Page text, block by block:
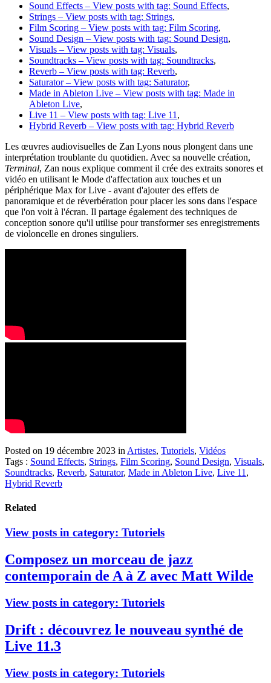
Sound Effects – View posts with tag: Sound Effects,
Strings – View posts with tag: Strings,
Film Scoring – View posts with tag: Film Scoring,
Sound Design – View posts with tag: Sound Design,
Visuals – View posts with tag: Visuals,
Soundtracks – View posts with tag: Soundtracks,
Reverb – View posts with tag: Reverb,
Saturator– View posts with tag: Saturator,
Made in Ableton Live – View posts with tag: Made in
Ableton Live,
Live 11 – View posts with tag: Live 11,
Hybrid Reverb – View posts with tag: Hybrid Reverb
Les œuvres audiovisuelles de Zan Lyons nous plongent dans une
interprétation troublante du quotidien. Avec sa nouvelle création,
Terminal, Zan nous explique comment il crée des extraits sonores et
vidéo en utilisant le Mode d'affectation aux touches et un
périphérique Max for Live - avant d'ajouter des effets de
panoramique et de réverbération pour placer les sons dans l'espace
que l'on voit à l'écran. Il partage également des techniques de
conception sonore qu'il utilise pour transformer ses enregistrements
de violoncelle en drones singuliers.
Posted on 19 décembre 2023 inArtistes, Tutoriels, Vidéos
Tags : Sound Effects, Strings, Film Scoring, Sound Design, Visuals,
Soundtracks, Reverb, Saturator, Made in Ableton Live, Live 11,
Hybrid Reverb
Related
View posts in category: Tutoriels
Composez un morceau de jazz
contemporain de A à Z avec Matt Wilde
View posts in category: Tutoriels
Drift : découvrez le nouveau synthé de
Live 11.3
View posts in category: Tutoriels